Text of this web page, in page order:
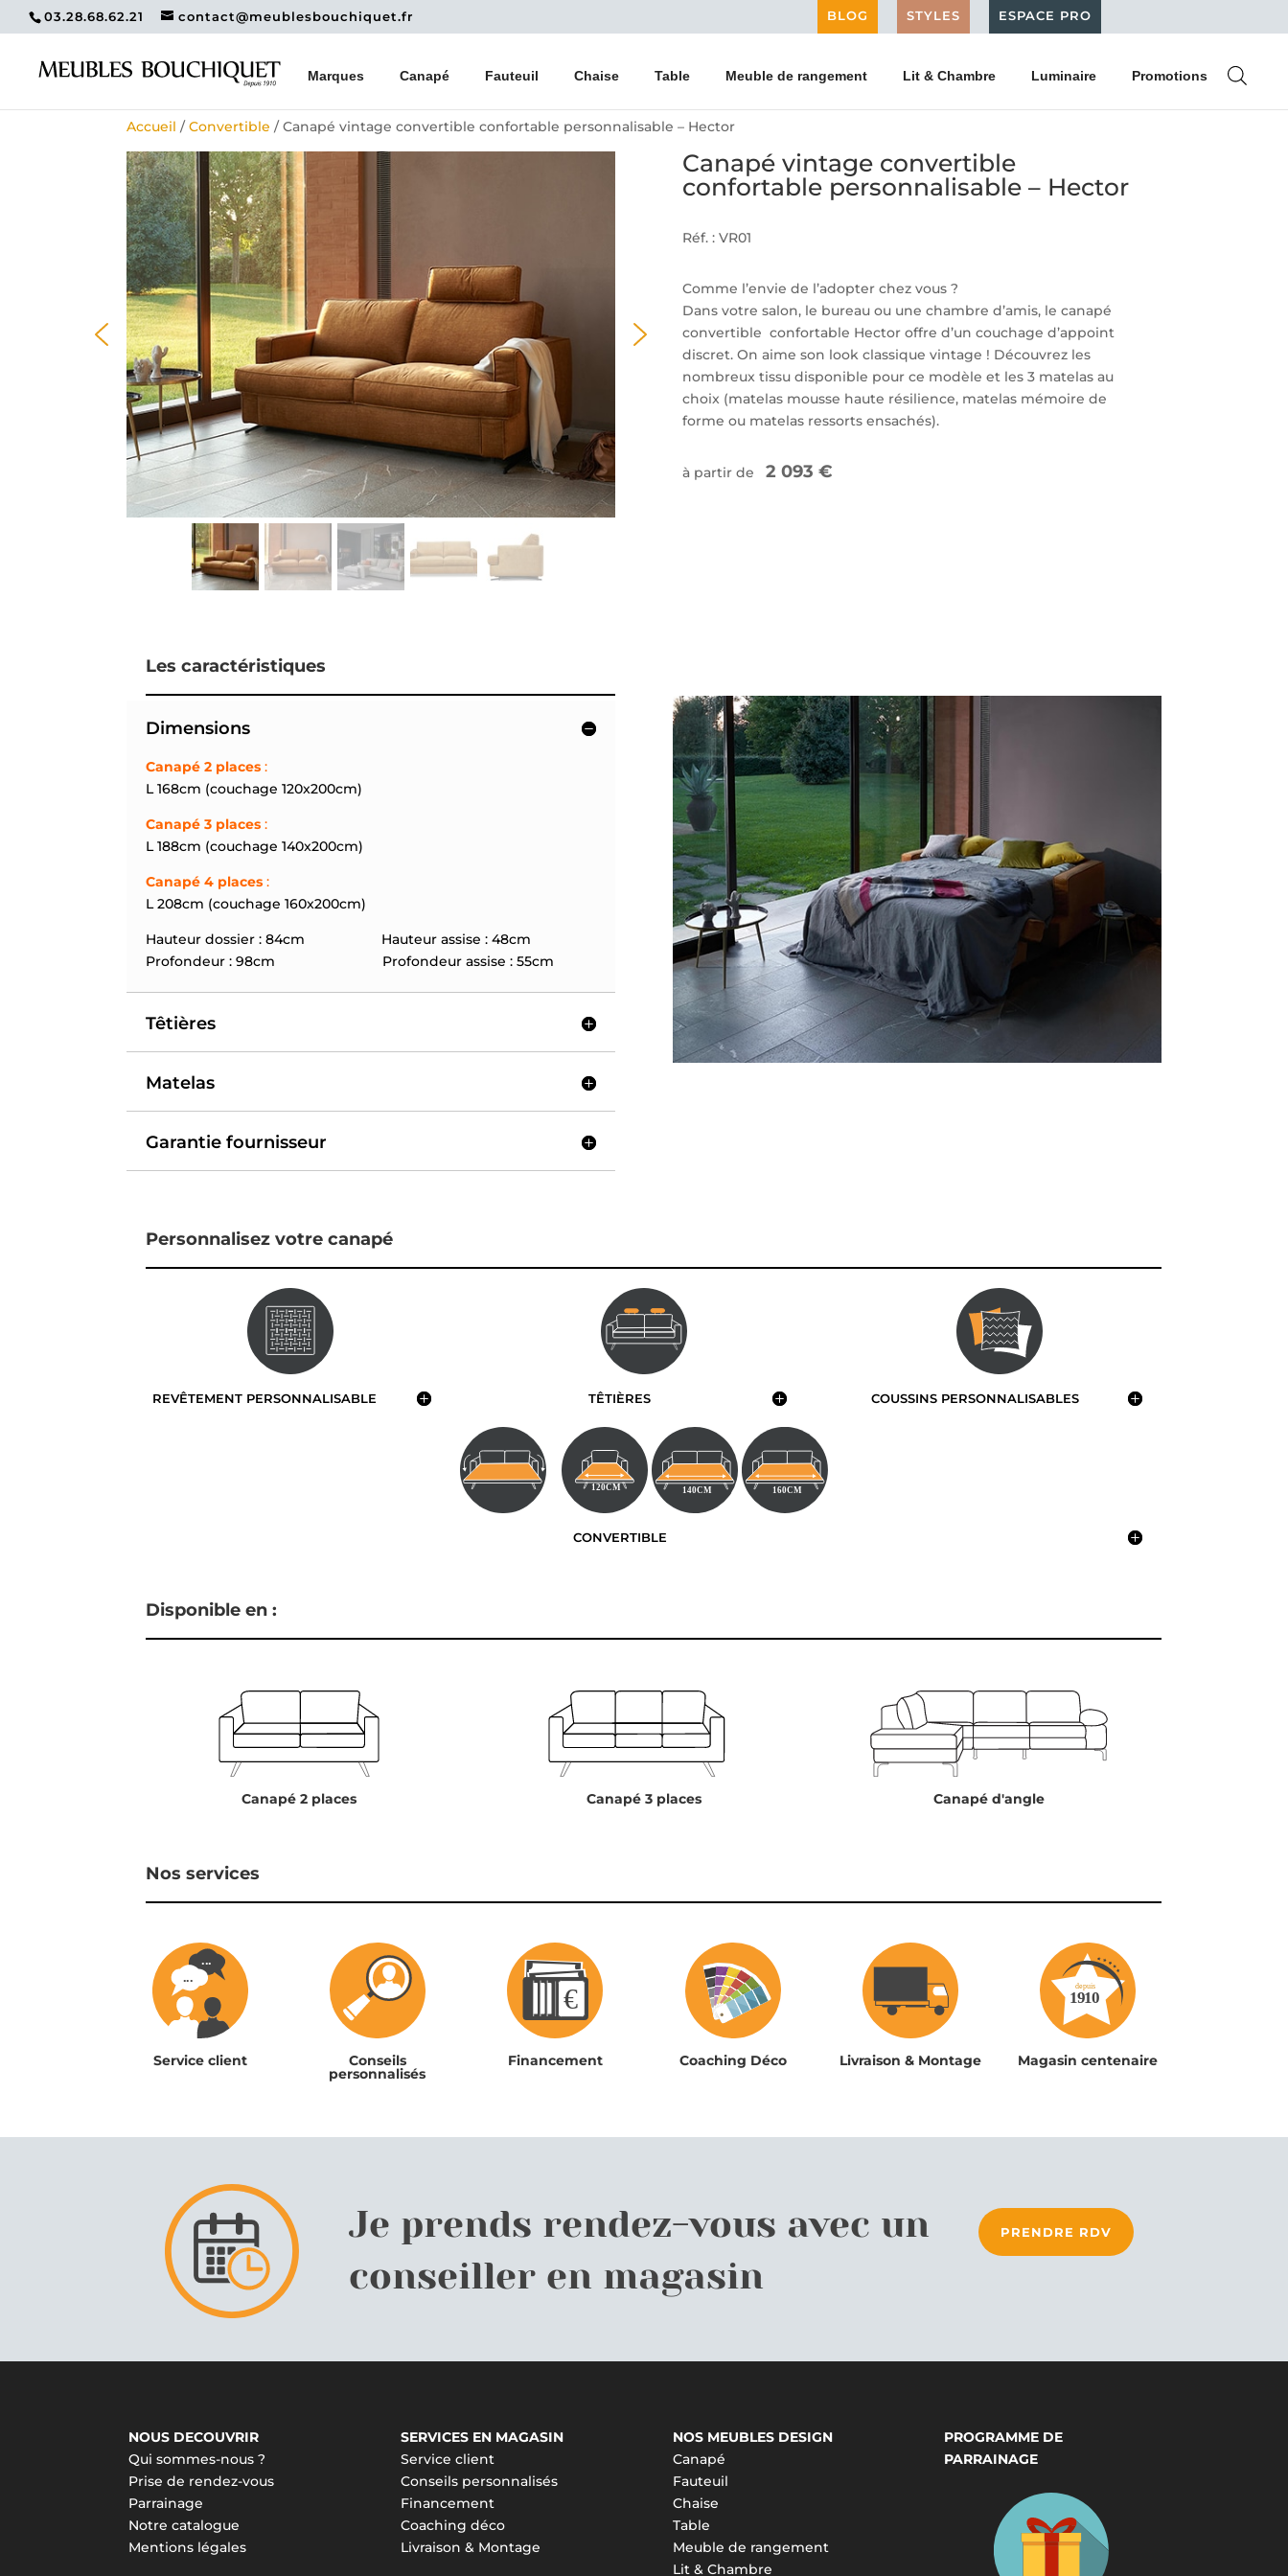
03.28.68.62.21 contact@meublesbouchiquet.fr BLOG STYLES ESPACE PRO
Marques Canapé Fauteuil Chaise Table Meuble de rangement Lit & Chambre Luminaire Promotions
Accueil /Convertible / Canapé vintage convertible confortable personnalisable – Hector
Canapé vintage convertible
confortable personnalisable – Hector
Réf. : VR01
Comme l’envie de l’adopter chez vous ?
Dans votre salon, le bureau ou une chambre d’amis, le canapé
convertible confortable Hector offre d’un couchage d’appoint
discret. On aime son look classique vintage ! Découvrez les
nombreux tissu disponible pour ce modèle et les 3 matelas au
choix (matelas mousse haute résilience, matelas mémoire de
forme ou matelas ressorts ensachés).
à partir de 2 093 €
Les caractéristiques
Dimensions
Canapé 2 places :
L 168cm (couchage 120x200cm)
Canapé 3 places :
L 188cm (couchage 140x200cm)
Canapé 4 places :
L 208cm (couchage 160x200cm)
Hauteur dossier : 84cm Hauteur assise : 48cm
Profondeur : 98cm Profondeur assise : 55cm
Têtières
Matelas
Garantie fournisseur
Personnalisez votre canapé
REVÊTEMENT PERSONNALISABLE TÊTIÈRES COUSSINS PERSONNALISABLES
CONVERTIBLE
Disponible en :
Canapé 2 places Canapé 3 places Canapé d'angle
Nos services
Service client Conseils
personnalisés
Financement Coaching Déco Livraison & Montage Magasin centenaire
Je prends rendez-vous avec un
conseiller en magasin
PRENDRE RDV
NOUS DECOUVRIR
Qui sommes-nous ?
Prise de rendez-vous
Parrainage
Notre catalogue
Mentions légales
SERVICES EN MAGASIN
Service client
Conseils personnalisés
Financement
Coaching déco
Livraison & Montage
NOS MEUBLES DESIGN
Canapé
Fauteuil
Chaise
Table
Meuble de rangement
Lit & Chambre
PROGRAMME DE
PARRAINAGE